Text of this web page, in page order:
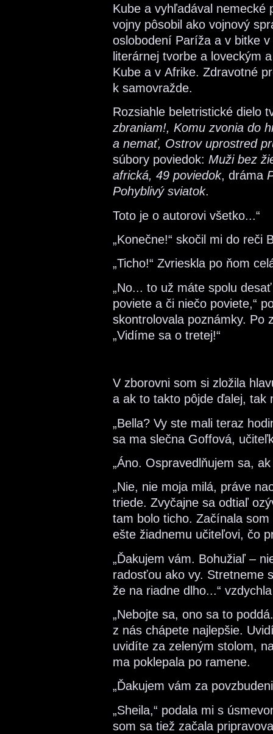
Kube a vyhľadával nemecké
vojny pôsobil ako vojnový
oslobodení Paríža a v bitke
literárnej tvorbe a loveckým
Kube a v Afrike. Zdravotné
k samovražde.
Rozsiahle beletristické dielo
zbraniam!, Komu zvonia do
a nemať, Ostrov uprostred
súbory poviedok: Muži bez
africká, 49 poviedok, dráma
Pohyblivý sviatok.
Toto je o autorovi všetko...“
„Konečne!“ skočil mi do reči
„Ticho!“ Zvrieskla po ňom
„No... to už máte spolu
poviete a či niečo poviete,“
skontrolovala poznámky. Po
„Vidíme sa o tretej!“
V zborovni som si zložila
a ak to takto pôjde ďalej, tak
„Bella? Vy ste mali teraz
sa ma slečna Goffová,
„Áno. Ospravedlňujem sa,
„Nie, nie moja milá, práve
triede. Zvyčajne sa odtiaľ
tam bolo ticho. Začínala
ešte žiadnemu učiteľovi, čo
„Ďakujem vám. Bohužiaľ –
radosťou ako vy. Stretneme
že na riadne dlho...“
„Nebojte sa, ono sa to
z nás chápete najlepšie.
uvidíte za zeleným stolom,
ma poklepala po ramene.
„Ďakujem vám za
„Sheila,“ podala mi s
som sa tiež začala